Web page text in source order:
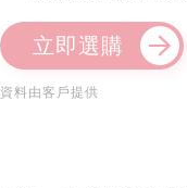
立即選購
資料由客戶提供